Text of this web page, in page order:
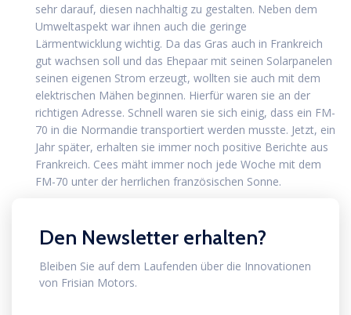
sehr darauf, diesen nachhaltig zu gestalten. Neben dem
Umweltaspekt war ihnen auch die geringe
Lärmentwicklung wichtig. Da das Gras auch in Frankreich
gut wachsen soll und das Ehepaar mit seinen Solarpanelen
seinen eigenen Strom erzeugt, wollten sie auch mit dem
elektrischen Mähen beginnen. Hierfür waren sie an der
richtigen Adresse. Schnell waren sie sich einig, dass ein FM-
70 in die Normandie transportiert werden musste. Jetzt, ein
Jahr später, erhalten sie immer noch positive Berichte aus
Frankreich. Cees mäht immer noch jede Woche mit dem
FM-70 unter der herrlichen französischen Sonne.
Den Newsletter erhalten?
Bleiben Sie auf dem Laufenden über die Innovationen
von Frisian Motors.